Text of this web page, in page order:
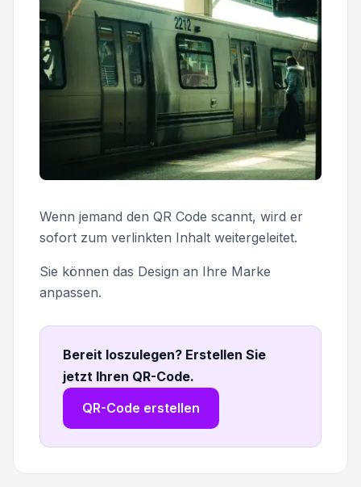
Wenn jemand den QR Code scannt, wird er
sofort zum verlinkten Inhalt weitergeleitet.
Sie können das Design an Ihre Marke
anpassen.
Bereit loszulegen? Erstellen Sie
jetzt Ihren QR-Code.
QR-Code erstellen